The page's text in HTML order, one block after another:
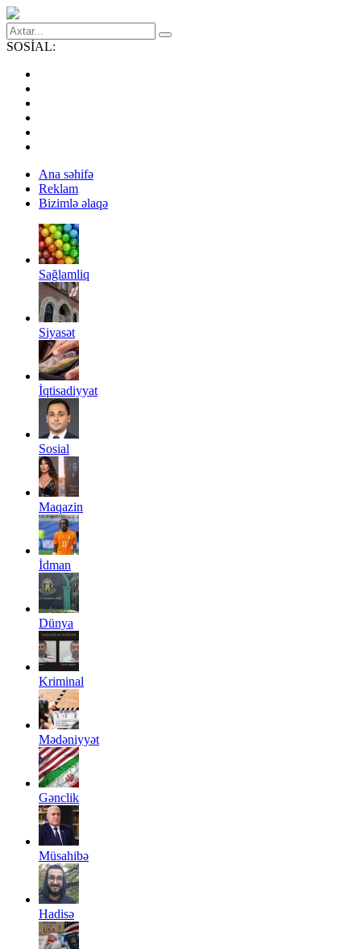
SOSİAL:
Ana səhifə
Reklam
Bizimlə əlaqə
Sağlamliq
Siyasət
İqtisadiyyat
Sosial
Maqazin
İdman
Dünya
Kriminal
Mədəniyyət
Gənclik
Müsahibə
Hadisə